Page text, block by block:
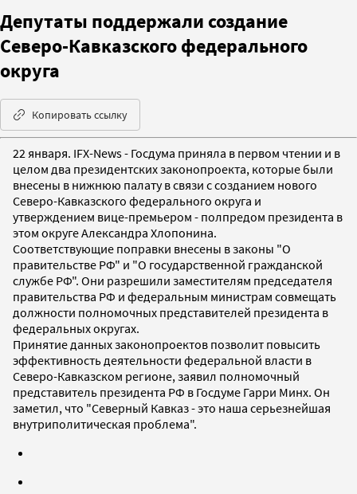
Депутаты поддержали создание
Северо-Кавказского федерального
округа
Копировать ссылку
22 января. IFX-News - Госдума приняла в первом чтении и в
целом два президентских законопроекта, которые были
внесены в нижнюю палату в связи с созданием нового
Северо-Кавказского федерального округа и
утверждением вице-премьером - полпредом президента в
этом округе Александра Хлопонина.
Соответствующие поправки внесены в законы "О
правительстве РФ" и "О государственной гражданской
службе РФ". Они разрешили заместителям председателя
правительства РФ и федеральным министрам совмещать
должности полномочных представителей президента в
федеральных округах.
Принятие данных законопроектов позволит повысить
эффективность деятельности федеральной власти в
Северо-Кавказском регионе, заявил полномочный
представитель президента РФ в Госдуме Гарри Минх. Он
заметил, что "Северный Кавказ - это наша серьезнейшая
внутриполитическая проблема".